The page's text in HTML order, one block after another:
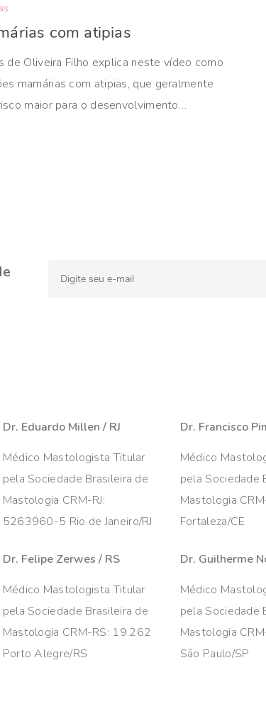
com atipias
de Oliveira Filho explica neste vídeo como
mamárias com atipias, que geralmente
maior para o desenvolvimento…
Dr. Eduardo Millen / RJ
Médico Mastologista Titular
pela Sociedade Brasileira de
Mastologia CRM-RJ:
5263960-5 Rio de Janeiro/RJ
Dr. Felipe Zerwes / RS
Médico Mastologista Titular
pela Sociedade Brasileira de
Mastologia CRM-RS: 19.262
Porto Alegre/RS
Dr. Francisco
Médico
pela Sociedade
Mastologia
Fortaleza/CE
Dr. Guilherme
Médico
pela Sociedade
Mastologia
São Paulo/SP